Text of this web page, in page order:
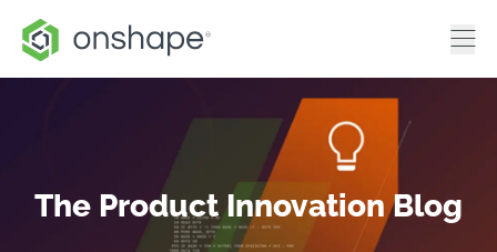
The Product Innovation Blog